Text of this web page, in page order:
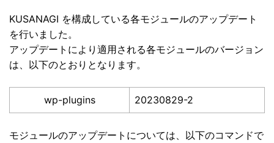
KUSANAGI を構成している各モジュールのアップデート
を行いました。
アップデートにより適用される各モジュールのバージョン
は、以下のとおりとなります。
wp-plugins 20230829-2
モジュールのアップデートについては、以下のコマンドで